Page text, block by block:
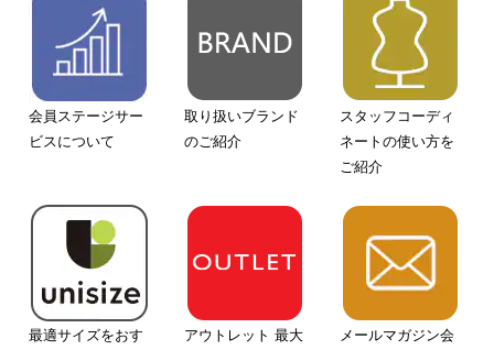
会員ステージサー
ビスについて
取り扱いブランド
のご紹介
スタッフコーディ
ネートの使い方を
ご紹介
最適サイズをおす
アウトレット 最大
メールマガジン会